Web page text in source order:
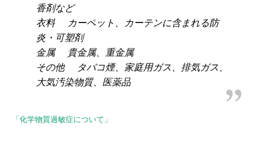
香剤など
衣料 カーペット、カーテンに含まれる防
炎・可塑剤
金属 貴金属、重金属
その他 タバコ煙、家庭用ガス、排気ガス、
大気汚染物質、医薬品
「化学物質過敏症について」